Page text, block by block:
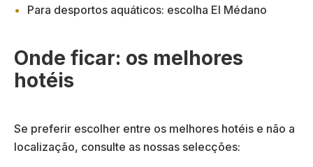
Para desportos aquáticos: escolha El Médano
Onde ficar: os melhores
hotéis
Se preferir escolher entre os melhores hotéis e não a
localização, consulte as nossas selecções: